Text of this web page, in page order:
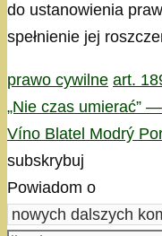
do ustanowienia
spełnienie jej
Kategorie
prawo cywilne Tagi
art.
„Nie czas umierać”
Víno Blatel Modrý
subskrybuj
Powiadom o